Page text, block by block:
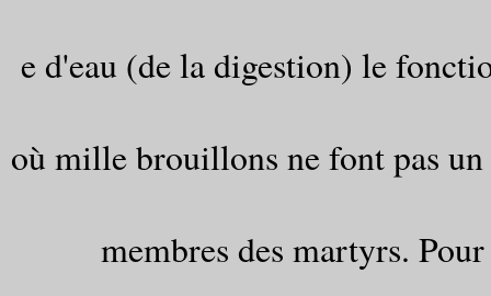
e d'eau (de la digestion) le
où mille brouillons ne font pas
membres des martyrs.